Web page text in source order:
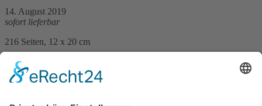
14. August 2019
sofort lieferbar
216 Seiten, 12 x 20 cm
Print 12,– € / E-Book 6,99 €
mehr Infos …